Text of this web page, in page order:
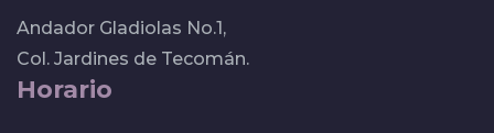
Andador Gladiolas No.1,
Col. Jardines de Tecomán.
Horario